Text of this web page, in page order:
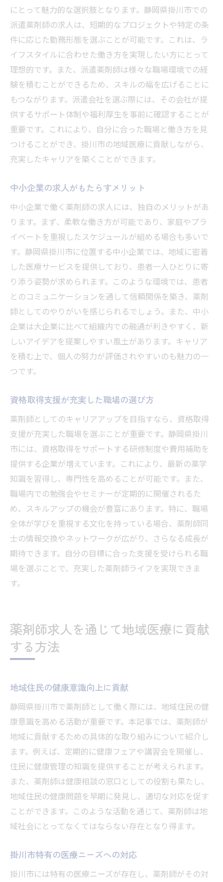
にとって魅力的な選択肢となります。静岡県掛川市での
派遣薬剤師の求人は、短期的なプロジェクトや特定の条
件に応じた勤務形態を選ぶことが可能です。これは、ラ
イフスタイルに合わせた働き方を実現したい方にとって
理想的です。また、派遣薬剤師は様々な職場環境での経
験を積むことができるため、スキルの幅を広げることに
もつながります。派遣会社を選ぶ際には、その会社が提
供するサポート体制や福利厚生を事前に確認することが
重要です。これにより、自分に合った職場と働き方を見
つけることができ、掛川市の地域医療に貢献しながら、
充実したキャリアを築くことができます。
中小企業の求人がもたらすメリット
中小企業で働く薬剤師の求人には、独自のメリットがあ
ります。まず、柔軟な働き方が可能であり、家庭やプラ
イベートを重視したスケジュールが組める場合も多いで
す。静岡県掛川市に位置する中小企業では、地域に密着
した医療サービスを提供しており、患者一人ひとりに寄
り添う姿勢が求められます。このような環境では、患者
とのコミュニケーションを通して信頼関係を築き、薬剤
師としてのやりがいを感じられるでしょう。また、中小
企業は大企業に比べて組織内での融通が利きやすく、新
しいアイデアを提案しやすい風土があります。キャリア
を積む上で、個人の努力が評価されやすいのも魅力の一
つです。
資格取得支援が充実した職場の選び方
薬剤師としてのキャリアアップを目指すなら、資格取得
支援が充実した職場を選ぶことが重要です。静岡県掛川
市には、資格取得をサポートする研修制度や費用補助を
提供する企業が増えています。これにより、最新の薬学
知識を習得し、専門性を高めることが可能です。また、
職場内での勉強会やセミナーが定期的に開催されるた
め、スキルアップの機会が豊富にあります。特に、職場
全体が学びを重視する文化を持っている場合、薬剤師同
士の情報交換やネットワークが広がり、さらなる成長が
期待できます。自分の目標に合った支援を受けられる職
場を選ぶことで、充実した薬剤師ライフを実現できま
す。
薬剤師求人を通じて地域医療に貢献
する方法
地域住民の健康意識向上に貢献
静岡県掛川市で薬剤師として働く際には、地域住民の健
康意識を高める活動が重要です。本記事では、薬剤師が
地域に貢献するための具体的な取り組みについて紹介し
ます。例えば、定期的に健康フェアや講習会を開催し、
住民に健康管理の知識を提供することが考えられます。
また、薬剤師は健康相談の窓口としての役割も果たし、
地域住民の健康問題を早期に発見し、適切な対応を促す
ことができます。このような活動を通じて、薬剤師は地
域社会にとってなくてはならない存在となり得ます。
掛川市特有の医療ニーズへの対応
掛川市には特有の医療ニーズが存在し、薬剤師がその対